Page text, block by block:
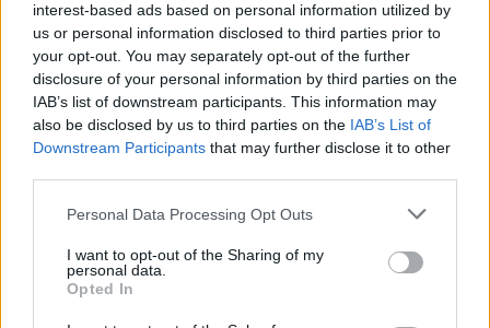
interest-based ads based on personal information utilized by
us or personal information disclosed to third parties prior to
your opt-out. You may separately opt-out of the further
disclosure of your personal information by third parties on the
IAB’s list of downstream participants. This information may
also be disclosed by us to third parties on the IAB’s List of
Downstream Participants that may further disclose it to other
Please note that this website/app uses one or more Google
not limited to your visit or usage behaviour. You may click to
grant or deny consent to Google and its third-party tags to
use your data for below specified purposes in below Google
consent section.
Personal Data Processing Opt Outs
I want to opt-out of the Sharing of my
personal data.
Opted In
Pápai nuncius és gótikus ülőfülke: a
Dísz tér 4-5. története
fovarosi.blog.hu•2025. március 10.
Mai, kissé leegyszerűsített homlokzatával már nem
kelt akkora feltűnést a téren, pedig a Dísz tér 4-5.
alatti palotának számos illusztris vendége ...